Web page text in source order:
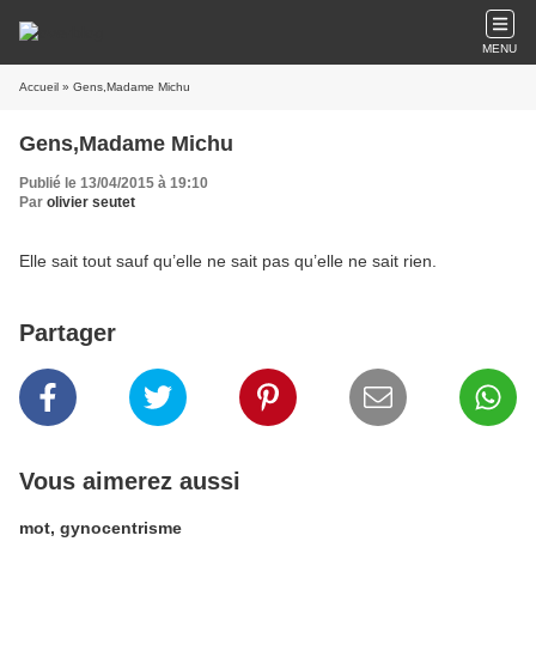
MENU
Accueil » Gens,Madame Michu
Gens,Madame Michu
Publié le 13/04/2015 à 19:10
Par olivier seutet
Elle sait tout sauf qu’elle ne sait pas qu’elle ne sait rien.
Partager
Vous aimerez aussi
mot, gynocentrisme